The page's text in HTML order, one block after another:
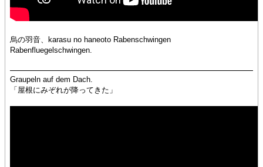
烏の羽音、karasu no haneoto Rabenschwingen
Rabenfluegelschwingen.
Graupeln auf dem Dach.
「屋根にみぞれが降ってきた」